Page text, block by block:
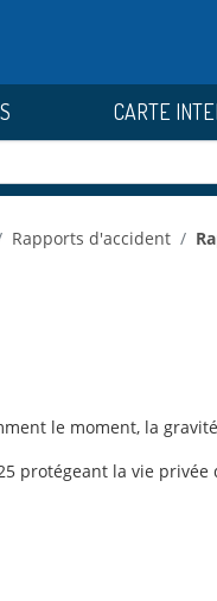
CARTE
Rapports d'accident
le moment, la
protégeant la vie privée